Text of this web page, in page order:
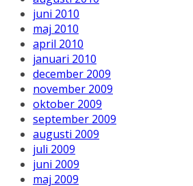
juni 2010
maj 2010
april 2010
januari 2010
december 2009
november 2009
oktober 2009
september 2009
augusti 2009
juli 2009
juni 2009
maj 2009